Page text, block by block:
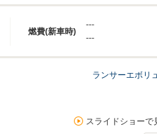
燃費(新車時)
---
---
ランサーエボリ
スライドショーで